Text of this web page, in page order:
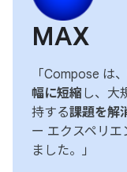
MAX
「Compose は
幅に短縮 し、大
持する課題を解
ー エクスペリエ
ました。」